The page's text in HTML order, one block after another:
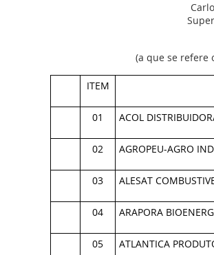
(a que se refere
ITEM
01 ACOL
02 AGROPEU-AGRO
03 ALESAT
04 ARAPORA
05 ATLANTICA